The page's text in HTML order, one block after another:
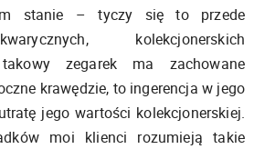
stanie – tyczy się to przede
kolekcjonerskich
zegarek ma zachowane
krawędzie, to ingerencja w jego
jego wartości kolekcjonerskiej.
moi klienci rozumieją takie